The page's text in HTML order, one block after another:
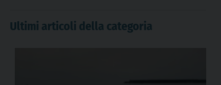
Ultimi articoli della categoria